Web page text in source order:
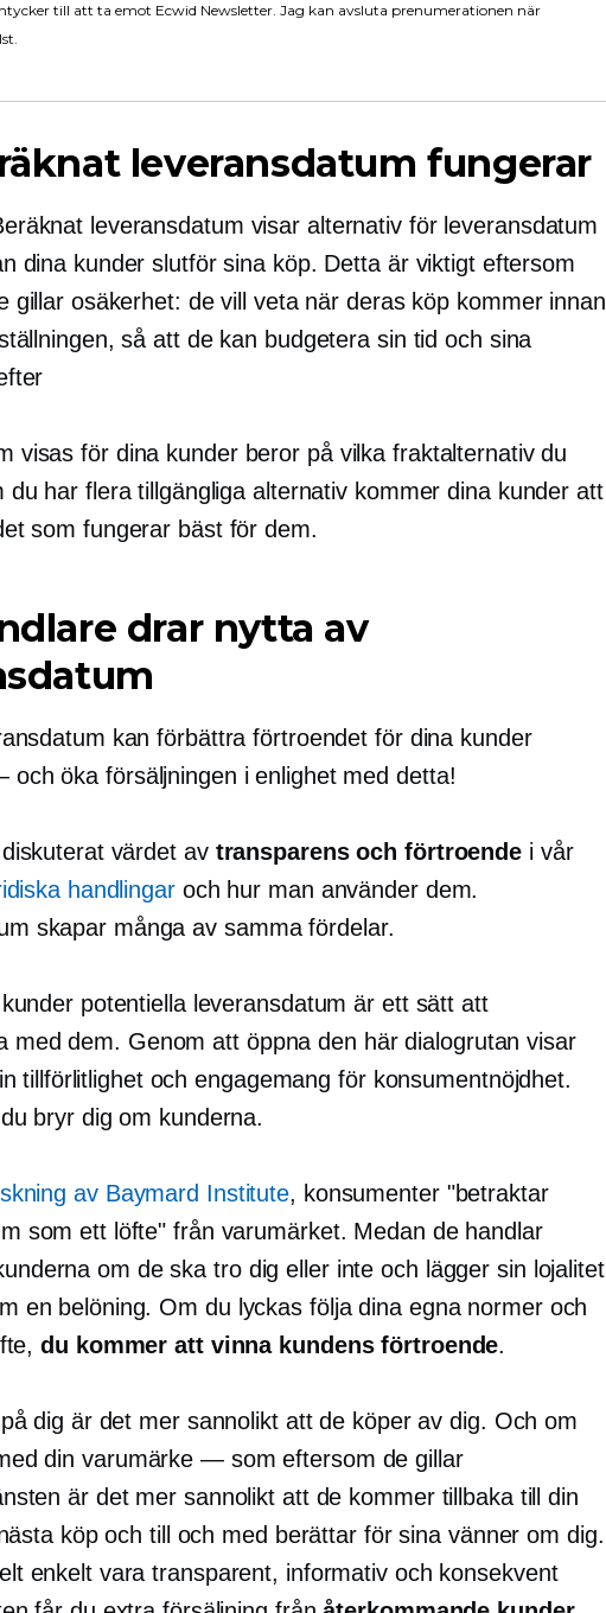
till att ta emot Ecwid Newsletter. Jag kan avsluta prenumerationen när
leveransdatum fungerar
leveransdatum visar alternativ för leveransdatum
dina kunder slutför sina köp. Detta är viktigt eftersom
gillar osäkerhet: de vill veta när deras köp kommer innan
så att de kan budgetera sin tid och sina
visas för dina kunder beror på vilka fraktalternativ du
du har flera tillgängliga alternativ kommer dina kunder att
som fungerar bäst för dem.
drar nytta av
kan förbättra förtroendet för dina kunder
och öka försäljningen i enlighet med detta!
värdet av transparens och förtroende i vår
handlingaroch hur man använder dem.
skapar många av samma fördelar.
potentiella leveransdatum är ett sätt att
med dem. Genom att öppna den här dialogrutan visar
tillförlitlighet och engagemang för konsumentnöjdhet.
bryr dig om kunderna.
av Baymard Institute, konsumenter "betraktar
som ett löfte" från varumärket. Medan de handlar
om de ska tro dig eller inte och lägger sin lojalitet
en belöning. Om du lyckas följa dina egna normer och
du kommer att vinna kundens förtroende.
dig är det mer sannolikt att de köper av dig. Och om
din varumärke — som eftersom de gillar
är det mer sannolikt att de kommer tillbaka till din
köp och till och med berättar för sina vänner om dig.
enkelt vara transparent, informativ och konsekvent